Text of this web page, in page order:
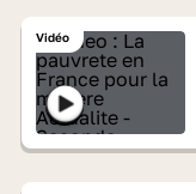
Vidéo